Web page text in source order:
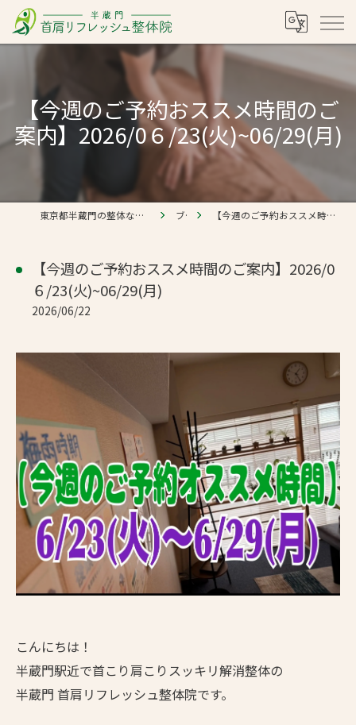
【今週のご予約おススメ時間のご
案内】2026/0６/23(火)~06/29(月)
東京都半蔵門の整体なら半蔵門 首肩リフレッシュ整体院 ブログ 【今週のご予約おススメ時間のご案内】2026/0６/23(火)~06/29(月)
【今週のご予約おススメ時間のご案内】2026/0
６/23(火)~06/29(月)
2026/06/22
こんにちは！
半蔵門駅近で首こり肩こりスッキリ解消整体の
半蔵門 首肩リフレッシュ整体院です。